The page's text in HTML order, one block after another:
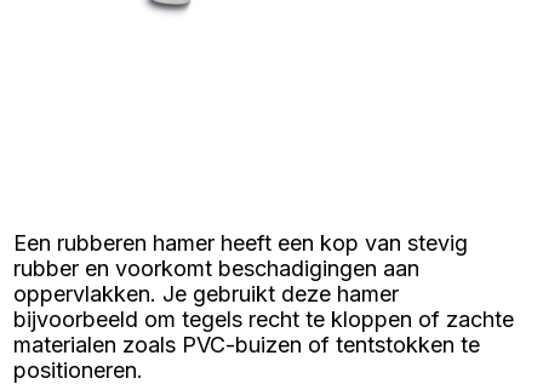
Een rubberen hamer heeft een kop van stevig
rubber en voorkomt beschadigingen aan
oppervlakken. Je gebruikt deze hamer
bijvoorbeeld om tegels recht te kloppen of zachte
materialen zoals PVC-buizen of tentstokken te
positioneren.